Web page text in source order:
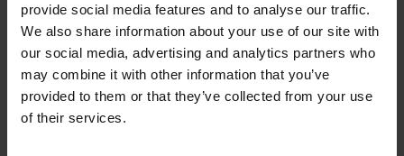
provide social media features and to analyse our traffic.
We also share information about your use of our site with
our social media, advertising and analytics partners who
may combine it with other information that you’ve
provided to them or that they’ve collected from your use
of their services.
Esittelyssä uusi WRAAAP: rikkoo ikärajoja ja tuo kaksipyöräisten
kiekot kaikille nuorimmista kuskeista kokeneisiin seikkailijoihin.
Sen dynaaminen muotoilu ja kiehtovat grafiikat täydentävät sen
huippuluokan ominaisuuksia, joissa on kolme HRT-kuorta ja
huippuluokan ilmanvaihto, joka on huolellisesti suunniteltu ja
optimoitu tuulitunnelissa. Nämä ovat vain vilkaisu tähän
Tuotetiedot
Irrotettava Vuori
Kyllä
Asiakkaiden arvostelut(43)
Koko-opas